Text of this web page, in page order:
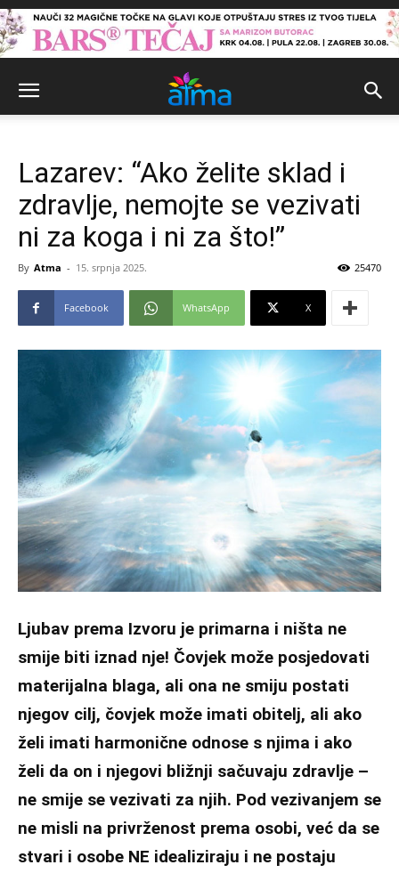
Lazarev: “Ako želite sklad i
zdravlje, nemojte se vezivati
ni za koga i ni za što!”
By Atma - 15. srpnja 2025. 25470
Facebook WhatsApp X
Ljubav prema Izvoru je primarna i ništa ne
smije biti iznad nje! Čovjek može posjedovati
materijalna blaga, ali ona ne smiju postati
njegov cilj, čovjek može imati obitelj, ali ako
želi imati harmonične odnose s njima i ako
želi da on i njegovi bližnji sačuvaju zdravlje –
ne smije se vezivati za njih. Pod vezivanjem se
ne misli na privrženost prema osobi, već da se
stvari i osobe NE idealiziraju i ne postaju